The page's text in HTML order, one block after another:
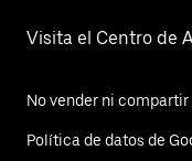
Visita el Centro de
No vender ni
Política de datos de